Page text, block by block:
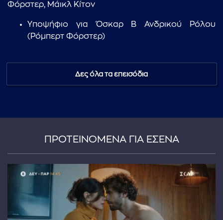
Φόρστερ, Μάικλ Κίτον
Υποψήφιο για Όσκαρ Β Ανδρικού Ρόλου
(Ρόμπερτ Φόρστερ)
Δες όλα τα επεισόδια
ΠΡΟΤΕΙΝΟΜΕΝΑ ΓΙΑ ΕΣΕΝΑ